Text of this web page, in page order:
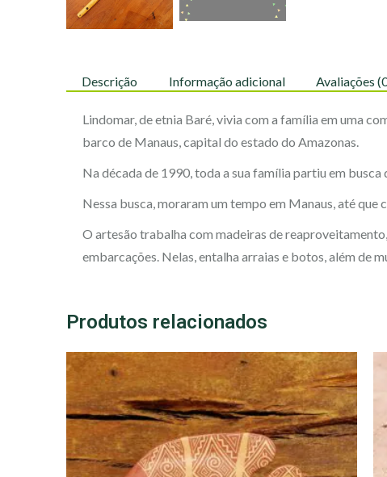
Descrição Informação adicional Avaliações
Lindomar, de etnia Baré, vivia com a família em uma
barco de Manaus, capital do estado do Amazonas.
Na década de 1990, toda a sua família partiu em
Nessa busca, moraram um tempo em Manaus, até
O artesão trabalha com madeiras de
embarcações. Nelas, entalha arraias e botos, além de
Produtos relacionados